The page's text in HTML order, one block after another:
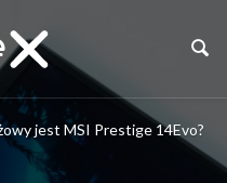
jest MSI Prestige 14Evo?